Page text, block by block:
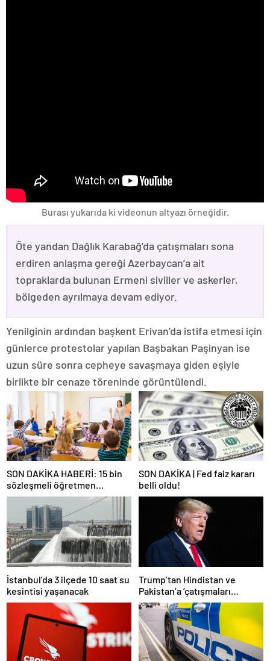
Burası yukarıda ki videonun altyazı örneğidir.
Öte yandan Dağlık Karabağ’da çatışmaları sona
erdiren anlaşma gereği Azerbaycan’a ait
topraklarda bulunan Ermeni siviller ve askerler,
bölgeden ayrılmaya devam ediyor.
Yenilginin ardından başkent Erivan’da istifa etmesi için
günlerce protestolar yapılan Başbakan Paşinyan ise
uzun süre sonra cepheye savaşmaya giden eşiyle
birlikte bir cenaze töreninde görüntülendi.
SON DAKİKA HABERİ: 15 bin
sözleşmeli öğretmen
atamasında sözlü sınava hak
kazanan adaylar açıklandı
SON DAKİKA | Fed faiz kararı
belli oldu!
İstanbul’da 3 ilçede 10 saat su
kesintisi yaşanacak
Trump’tan Hindistan ve
Pakistan’a ‘çatışmaları
durdurun’ çağrısı